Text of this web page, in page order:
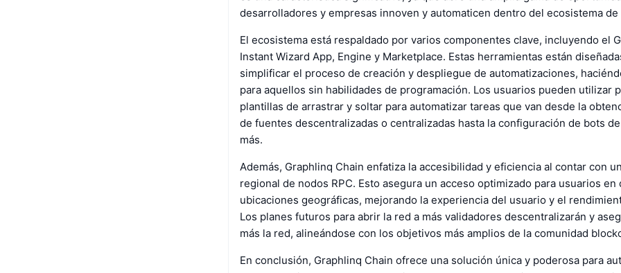
desarrolladores y empresas innoven y automaticen dentro del ecosistema de
El ecosistema está respaldado por varios componentes clave, incluyendo el
Instant Wizard App, Engine y Marketplace. Estas herramientas están
simplificar el proceso de creación y despliegue de automatizaciones,
para aquellos sin habilidades de programación. Los usuarios pueden utilizar
plantillas de arrastrar y soltar para automatizar tareas que van desde la
de fuentes descentralizadas o centralizadas hasta la configuración de bots
más.
Además, Graphlinq Chain enfatiza la accesibilidad y eficiencia al contar con
regional de nodos RPC. Esto asegura un acceso optimizado para usuarios
ubicaciones geográficas, mejorando la experiencia del usuario y el
Los planes futuros para abrir la red a más validadores descentralizarán y
más la red, alineándose con los objetivos más amplios de la comunidad
En conclusión, Graphlinq Chain ofrece una solución única y poderosa para